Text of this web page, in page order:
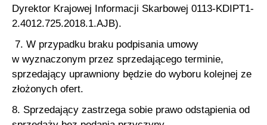
Dyrektor Krajowej Informacji Skarbowej 0113-KDIPT1-
2.4012.725.2018.1.AJB).
7. W przypadku braku podpisania umowy
w wyznaczonym przez sprzedającego terminie,
sprzedający uprawniony będzie do wyboru kolejnej ze
złożonych ofert.
8. Sprzedający zastrzega sobie prawo odstąpienia od